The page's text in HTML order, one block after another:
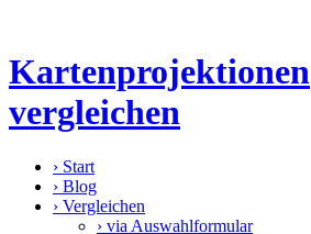
Kartenprojektionen
vergleichen
› Start
› Blog
› Vergleichen
› via Auswahlformular